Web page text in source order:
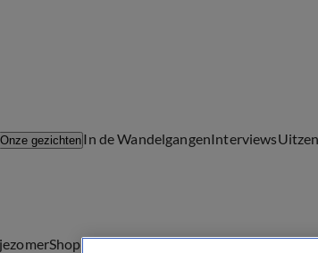
Onze gezichten In de WandelgangenInterviews
ShopUitzending bijwonen